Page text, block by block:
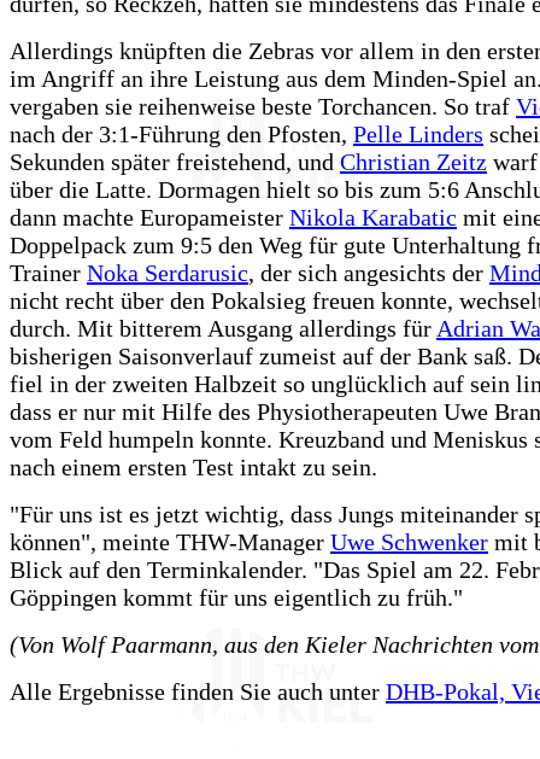
Allerdings knüpften die Zebras vor allem in den
im Angriff an ihre Leistung aus dem Minden-Spiel
vergaben sie reihenweise beste Torchancen. So traf
nach der 3:1-Führung den Pfosten, Pelle Linders
Sekunden später freistehend, und Christian Zeitz
über die Latte. Dormagen hielt so bis zum 5:6
dann machte Europameister Nikola Karabatic mit
Doppelpack zum 9:5 den Weg für gute Unterhaltung
Trainer Noka Serdarusic, der sich angesichts der
nicht recht über den Pokalsieg freuen konnte,
durch. Mit bitterem Ausgang allerdings für Adrian
bisherigen Saisonverlauf zumeist auf der Bank saß.
fiel in der zweiten Halbzeit so unglücklich auf sein
dass er nur mit Hilfe des Physiotherapeuten Uwe
vom Feld humpeln konnte. Kreuzband und Meniskus
nach einem ersten Test intakt zu sein.
"Für uns ist es jetzt wichtig, dass Jungs miteinander
können", meinte THW-Manager Uwe Schwenker mit
Blick auf den Terminkalender. "Das Spiel am 22.
Göppingen kommt für uns eigentlich zu früh."
(Von Wolf Paarmann, aus den Kieler Nachrichten
Alle Ergebnisse finden Sie auch unter DHB-Pokal,